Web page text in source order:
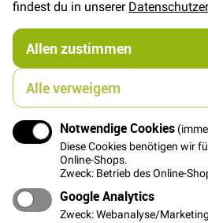
findest du in unserer
Allen zustimmen
Alle verweigern
Notwendige Cookies
Diese Cookies benötigen wir
Online-Shops.
Zweck: Betrieb des Online-
Google Analytics
Zweck: Webanalyse/Marketing
gruppiertes
Produkt
€/Meter(Freie Eingabe)
20,00 €
FAT QUARTER(ca. 50 x 55 cm)
6,00 €
In den